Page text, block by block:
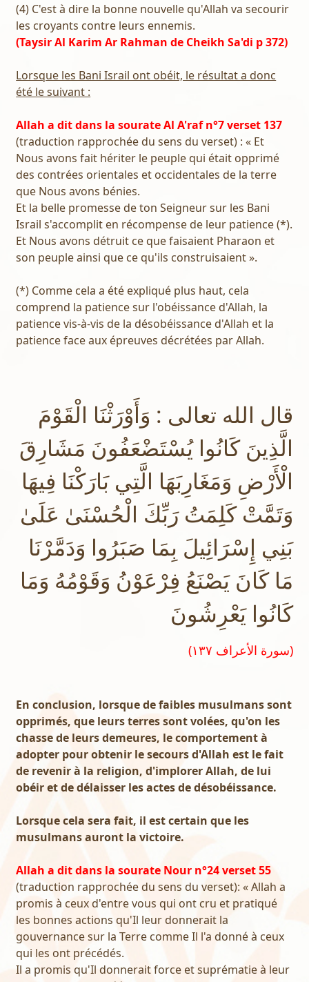
(4) C'est à dire la bonne nouvelle qu'Allah va secourir
les croyants contre leurs ennemis.
(Taysir Al Karim Ar Rahman de Cheikh Sa'di p 372)
Lorsque les Bani Israil ont obéit, le résultat a donc
été le suivant :
Allah a dit dans la sourate Al A'raf n°7 verset 137
(traduction rapprochée du sens du verset) : « Et
Nous avons fait hériter le peuple qui était opprimé
des contrées orientales et occidentales de la terre
que Nous avons bénies.
Et la belle promesse de ton Seigneur sur les Bani
Israil s'accomplit en récompense de leur patience (*).
Et Nous avons détruit ce que faisaient Pharaon et
son peuple ainsi que ce qu'ils construisaient ».
(*) Comme cela a été expliqué plus haut, cela
comprend la patience sur l'obéissance d'Allah, la
patience vis-à-vis de la désobéissance d'Allah et la
patience face aux épreuves décrétées par Allah.
قال الله تعالى : وَأَوْرَثْنَا الْقَوْمَ
الَّذِينَ كَانُوا يُسْتَضْعَفُونَ مَشَارِقَ
الْأَرْضِ وَمَغَارِبَهَا الَّتِي بَارَكْنَا فِيهَا
وَتَمَّتْ كَلِمَتُ رَبِّكَ الْحُسْنَىٰ عَلَىٰ
بَنِي إِسْرَائِيلَ بِمَا صَبَرُوا وَدَمَّرْنَا
مَا كَانَ يَصْنَعُ فِرْعَوْنُ وَقَوْمُهُ وَمَا
كَانُوا يَعْرِشُونَ
(سورة الأعراف ١٣٧)
En conclusion, lorsque de faibles musulmans sont
opprimés, que leurs terres sont volées, qu'on les
chasse de leurs demeures, le comportement à
adopter pour obtenir le secours d'Allah est le fait
de revenir à la religion, d'implorer Allah, de lui
obéir et de délaisser les actes de désobéissance.
Lorsque cela sera fait, il est certain que les
musulmans auront la victoire.
Allah a dit dans la sourate Nour n°24 verset 55
(traduction rapprochée du sens du verset): « Allah a
promis à ceux d'entre vous qui ont cru et pratiqué
les bonnes actions qu'Il leur donnerait la
gouvernance sur la Terre comme Il l'a donné à ceux
qui les ont précédés.
Il a promis qu'Il donnerait force et suprématie à leur